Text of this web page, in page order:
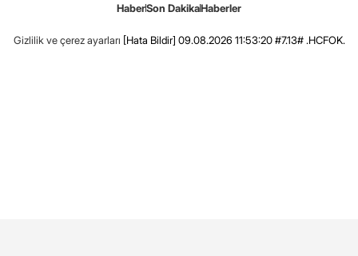
HaberSon DakikaHaberler
Gizlilik ve çerez ayarları [Hata Bildir] 09.08.2026 11:53:20 #7.13# .HCFOK.